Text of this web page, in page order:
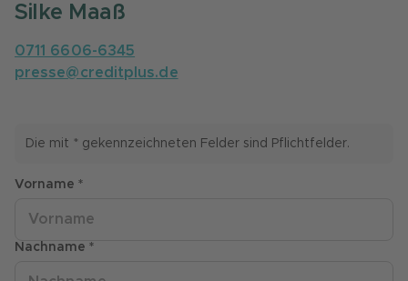
Silke Maaß
0711 6606-6345
presse@creditplus.de
Die mit * gekennzeichneten Felder sind Pflichtfelder.
Vorname *
Nachname *